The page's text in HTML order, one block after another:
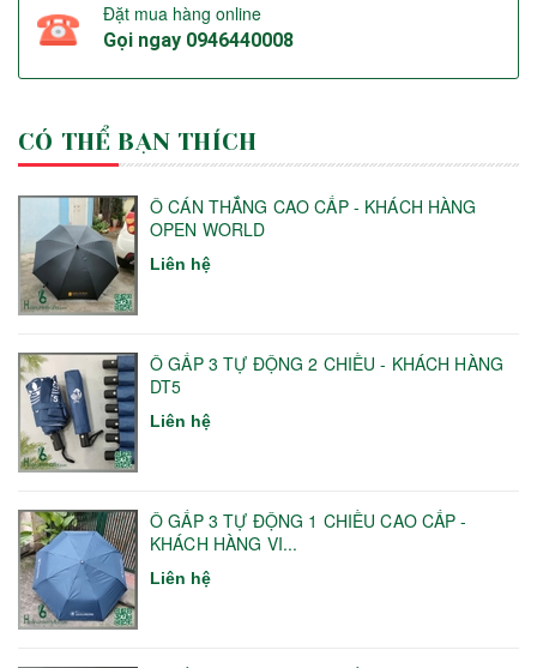
Đặt mua hàng online
Gọi ngay 0946440008
CÓ THỂ BẠN THÍCH
Ô CÁN THẲNG CAO CẤP - KHÁCH HÀNG
OPEN WORLD
Liên hệ
Ô GẤP 3 TỰ ĐỘNG 2 CHIỀU - KHÁCH HÀNG
DT5
Liên hệ
Ô GẤP 3 TỰ ĐỘNG 1 CHIỀU CAO CẤP -
KHÁCH HÀNG VI...
Liên hệ